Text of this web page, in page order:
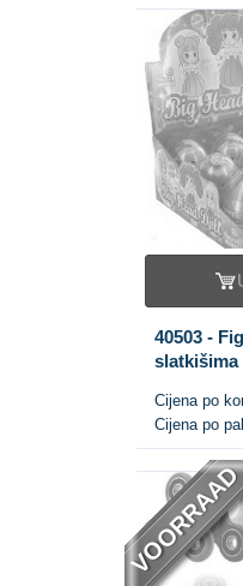
40503 -
slatkišima
Cijena po
Cijena po
VOORRAAD